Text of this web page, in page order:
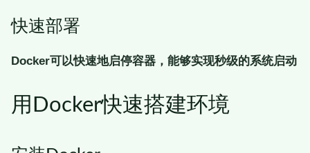
快速部署
Docker可以快速地启停容器，能够实现秒级的系统启动
用Docker快速搭建环境